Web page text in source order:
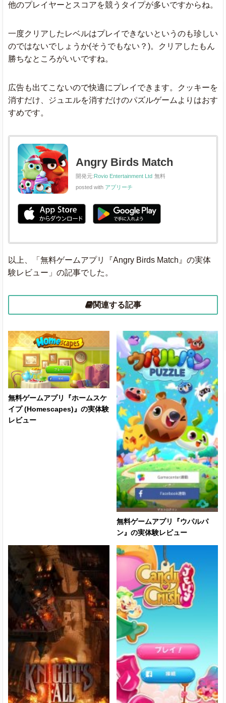
他のプレイヤーとスコアを競うタイプが多いですからね。
一度クリアしたレベルはプレイできないというのも珍しい
のではないでしょうか(そうでもない？)。クリアしたもん
勝ちなところがいいですね。
広告も出てこないので快適にプレイできます。クッキーを
消すだけ、ジュエルを消すだけのパズルゲームよりはおす
すめです。
Angry Birds Match
開発元:Rovio Entertainment Ltd 無料
posted with アプリーチ
以上、「無料ゲームアプリ『Angry Birds Match』の実体
験レビュー」の記事でした。
関連する記事
無料ゲームアプリ『ホームスケ
イプ (Homescapes)』の実体験
レビュー
無料ゲームアプリ『ウパルパ
ン』の実体験レビュー